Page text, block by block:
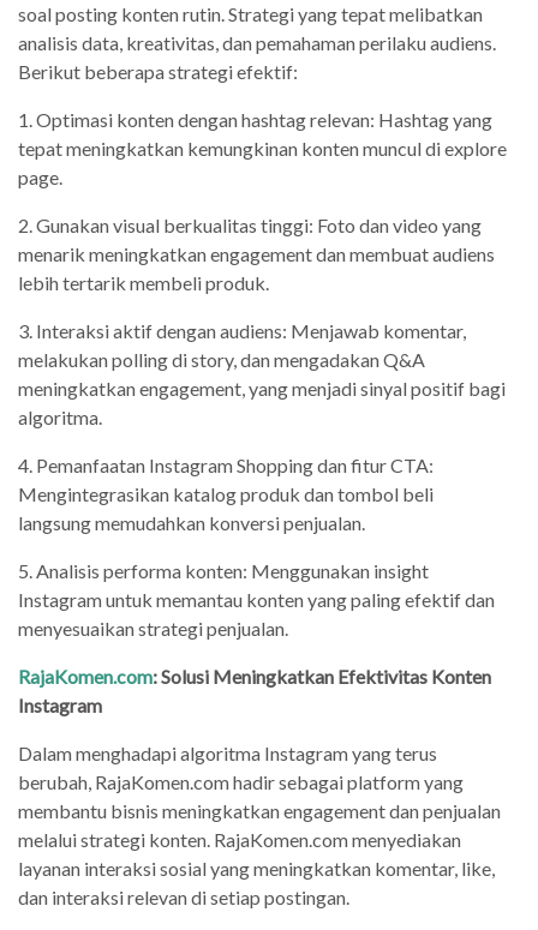
soal posting konten rutin. Strategi yang tepat melibatkan
analisis data, kreativitas, dan pemahaman perilaku audiens.
Berikut beberapa strategi efektif:
1. Optimasi konten dengan hashtag relevan: Hashtag yang
tepat meningkatkan kemungkinan konten muncul di explore
page.
2. Gunakan visual berkualitas tinggi: Foto dan video yang
menarik meningkatkan engagement dan membuat audiens
lebih tertarik membeli produk.
3. Interaksi aktif dengan audiens: Menjawab komentar,
melakukan polling di story, dan mengadakan Q&A
meningkatkan engagement, yang menjadi sinyal positif bagi
algoritma.
4. Pemanfaatan Instagram Shopping dan fitur CTA:
Mengintegrasikan katalog produk dan tombol beli
langsung memudahkan konversi penjualan.
5. Analisis performa konten: Menggunakan insight
Instagram untuk memantau konten yang paling efektif dan
menyesuaikan strategi penjualan.
RajaKomen.com: Solusi Meningkatkan Efektivitas Konten
Instagram
Dalam menghadapi algoritma Instagram yang terus
berubah, RajaKomen.com hadir sebagai platform yang
membantu bisnis meningkatkan engagement dan penjualan
melalui strategi konten. RajaKomen.com menyediakan
layanan interaksi sosial yang meningkatkan komentar, like,
dan interaksi relevan di setiap postingan.